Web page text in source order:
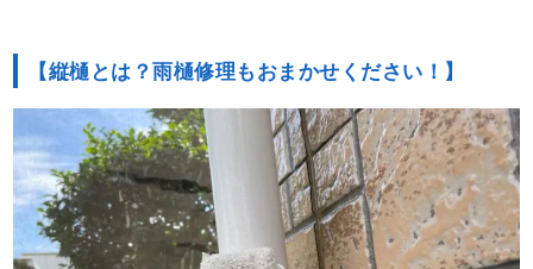
【縦樋とは？雨樋修理もおまかせください！】